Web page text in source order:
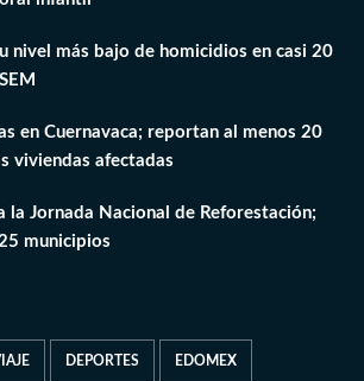
nivel más bajo de homicidios en casi 20
en Cuernavaca; reportan al menos 20
viviendas afectadas
la Jornada Nacional de Reforestación;
municipios
DEPORTES EDOMEX